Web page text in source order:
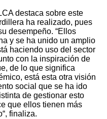
destaca sobre este
ha realizado, pues
desempeño. “Ellos
y se ha unido un amplio
haciendo uso del sector
con la inspiración de
de lo que significa
está esta otra visión
social que se ha ido
de gestionar esto
que ellos tienen más
finaliza.